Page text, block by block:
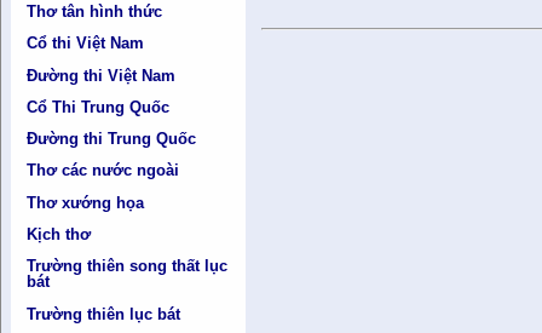
Thơ tân hình thức
Cổ thi Việt Nam
Đường thi Việt Nam
Cổ Thi Trung Quốc
Đường thi Trung Quốc
Thơ các nước ngoài
Thơ xướng họa
Kịch thơ
Trường thiên song thất lục
bát
Trường thiên lục bát